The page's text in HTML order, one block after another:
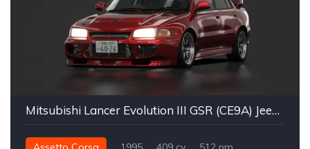
Mitsubishi Lancer Evolution III GSR (CE9A) Jeezus Spec